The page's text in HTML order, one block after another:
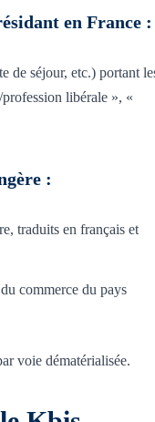
en France :
de séjour, etc.) portant
libérale », «
:
traduits en français et
commerce du pays
voie dématérialisée.